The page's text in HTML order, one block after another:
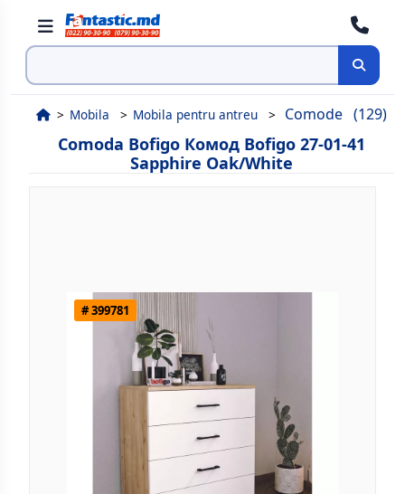
Cauta
Mobila Mobila pentru antreu Comode (129)
Comoda Bofigo Комод Bofigo 27-01-41
Sapphire Oak/White
# 399781